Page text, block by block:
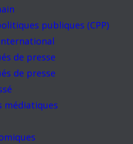
publiques (CPP)
de presse
de presse
médiatiques